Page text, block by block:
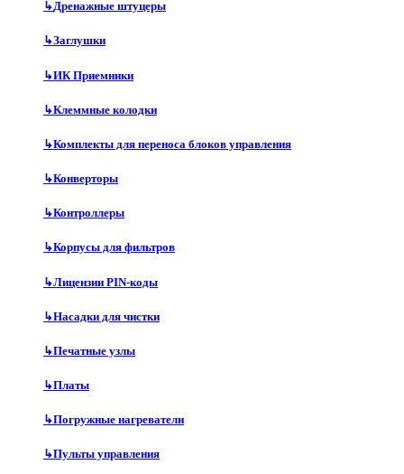
↳Дренажные штуцеры
↳Заглушки
↳ИК Приемники
↳Клеммные колодки
↳Комплекты для переноса блоков управления
↳Конверторы
↳Контроллеры
↳Корпусы для фильтров
↳Лицензии PIN-коды
↳Насадки для чистки
↳Печатные узлы
↳Платы
↳Погружные нагреватели
↳Пульты управления